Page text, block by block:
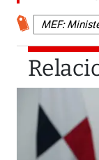
MEF: